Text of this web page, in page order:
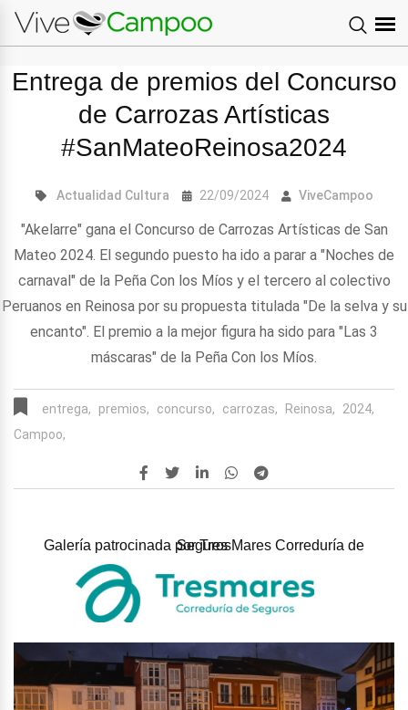
Entrega de premios del Concurso
de Carrozas Artísticas
#SanMateoReinosa2024
Actualidad Cultura 22/09/2024 ViveCampoo
"Akelarre" gana el Concurso de Carrozas Artísticas de San
Mateo 2024. El segundo puesto ha ido a parar a "Noches de
carnaval" de la Peña Con los Míos y el tercero al colectivo
Peruanos en Reinosa por su propuesta titulada "De la selva y su
encanto". El premio a la mejor figura ha sido para "Las 3
máscaras" de la Peña Con los Míos.
entrega, premios, concurso, carrozas, Reinosa,
2024,
Campoo,
Galería patrocinada porTres Mares Correduría de Seguros